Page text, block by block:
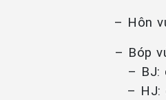
– Hôn
– Bóp
– BJ:
– HJ: